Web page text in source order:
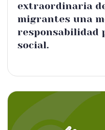
extraordinaria
migrantes una
responsabilidad
social.